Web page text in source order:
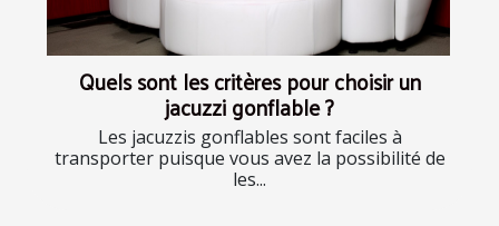
Quels sont les critères pour choisir un
jacuzzi gonflable ?
Les jacuzzis gonflables sont faciles à
transporter puisque vous avez la possibilité de
les...